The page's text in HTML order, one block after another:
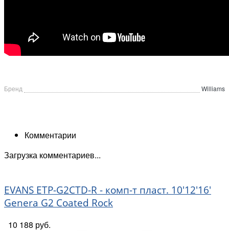
Бренд Williams
Комментарии
Загрузка комментариев...
EVANS ETP-G2CTD-R - комп-т пласт. 10'12'16'
Genera G2 Coated Rock
10 188 руб.